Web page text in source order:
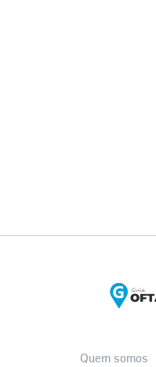
Quem somos